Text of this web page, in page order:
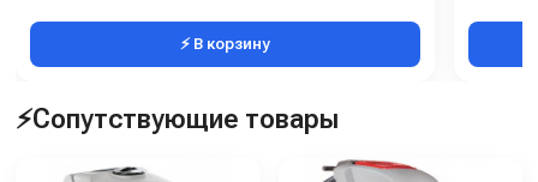
⚡ В корзину
⚡Сопутствующие товары